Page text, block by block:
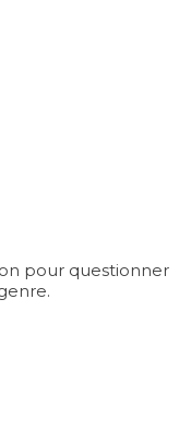
pour questionner